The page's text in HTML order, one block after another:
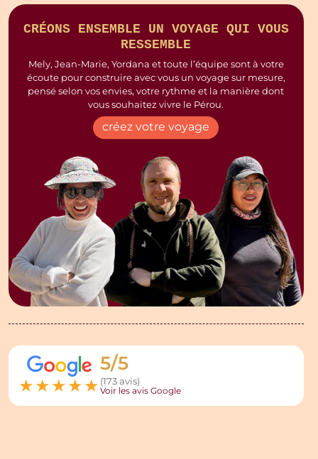
CRÉONS ENSEMBLE UN VOYAGE QUI VOUS
RESSEMBLE
Mely, Jean-Marie, Yordana et toute l’équipe sont à votre
écoute pour construire avec vous un voyage sur mesure,
pensé selon vos envies, votre rythme et la manière dont
vous souhaitez vivre le Pérou.
créez votre voyage
★★★★★
5/5
(173 avis)
Voir les avis Google